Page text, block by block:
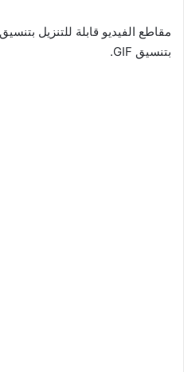
بتنسيق GIF.